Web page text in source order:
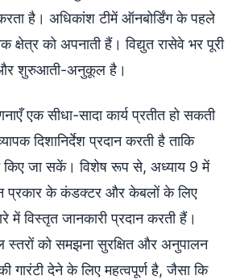
है। अधिकांश टीमें ऑनबोर्डिंग के पहले
को अपनाती हैं। विद्युत रासेवे भर पूरी
और शुरुआती-अनुकूल है।
एक सीधा-सादा कार्य प्रतीत हो सकती
दिशानिर्देश प्रदान करती है ताकि
किए जा सकें। विशेष रूप से, अध्याय 9 में
प्रकार के कंडक्टर और केबलों के लिए
में विस्तृत जानकारी प्रदान करती हैं।
स्तरों को समझना सुरक्षित और अनुपालन
गारंटी देने के लिए महत्वपूर्ण है, जैसा कि